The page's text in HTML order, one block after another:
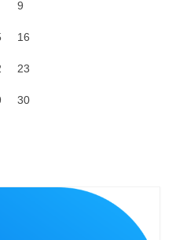
9
16
23
30